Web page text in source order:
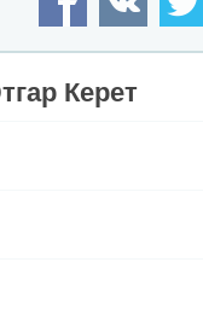
Керет